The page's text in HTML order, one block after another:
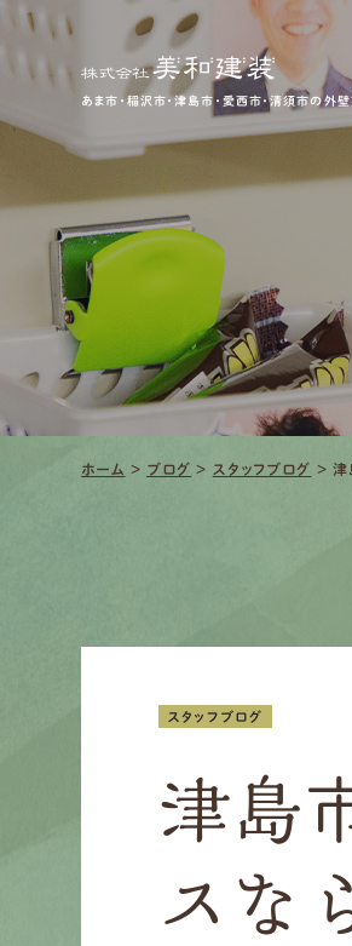
あま市・稲沢市・津島市・愛西市・清須市の外
ホーム > ブログ > スタッフブログ > 津
スタッフブログ
津島
スな